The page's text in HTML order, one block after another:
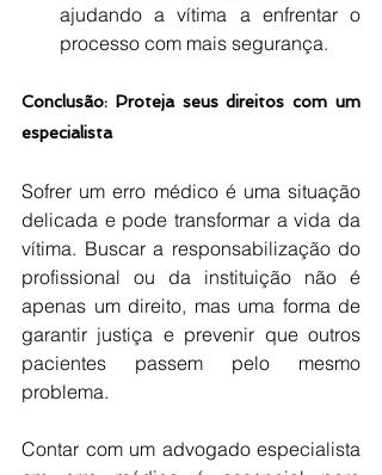
ajudando a vítima a enfrentar o
processo com mais segurança.
Conclusão: Proteja seus direitos com um
especialista
Sofrer um erro médico é uma situação
delicada e pode transformar a vida da
vítima. Buscar a responsabilização do
profissional ou da instituição não é
apenas um direito, mas uma forma de
garantir justiça e prevenir que outros
pacientes passem pelo mesmo
problema.
Contar com um advogado especialista